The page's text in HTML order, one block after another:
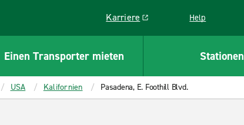
Karriere
Link opens in a new window
Help
Einen Transporter mieten Stationen
USA Kalifornien Pasadena, E. Foothill Blvd.